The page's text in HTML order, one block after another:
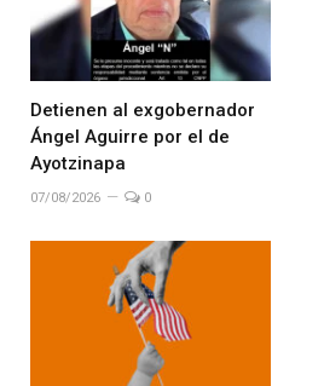
Detienen al exgobernador
Ángel Aguirre por el de
Ayotzinapa
07/08/2026 0